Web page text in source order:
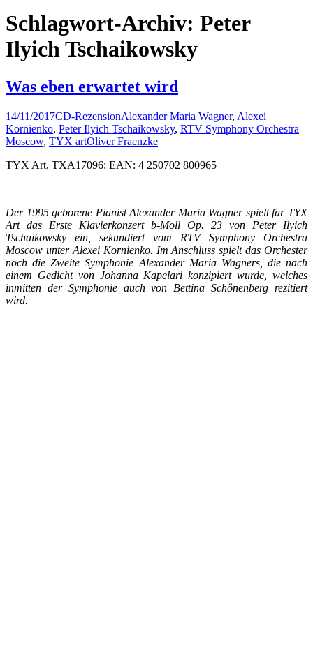
Schlagwort-Archiv: Peter
Ilyich Tschaikowsky
Was eben erwartet wird
14/11/2017CD-RezensionAlexander Maria Wagner, Alexei
Kornienko, Peter Ilyich Tschaikowsky, RTV Symphony Orchestra
Moscow, TYX artOliver Fraenzke
TYX Art, TXA17096; EAN: 4 250702 800965
Der 1995 geborene Pianist Alexander Maria Wagner spielt für TYX
Art das Erste Klavierkonzert b-Moll Op. 23 von Peter Ilyich
Tschaikowsky ein, sekundiert vom RTV Symphony Orchestra
Moscow unter Alexei Kornienko. Im Anschluss spielt das Orchester
noch die Zweite Symphonie Alexander Maria Wagners, die nach
einem Gedicht von Johanna Kapelari konzipiert wurde, welches
inmitten der Symphonie auch von Bettina Schönenberg rezitiert
wird.